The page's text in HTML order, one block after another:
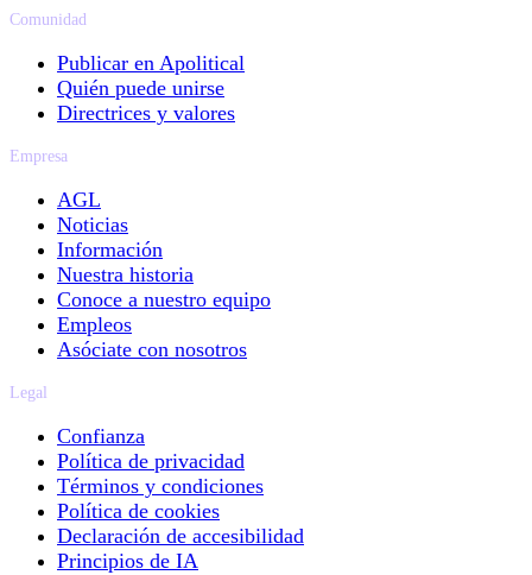
Comunidad
Publicar en Apolitical
Quién puede unirse
Directrices y valores
Empresa
AGL
Noticias
Información
Nuestra historia
Conoce a nuestro equipo
Empleos
Asóciate con nosotros
Legal
Confianza
Política de privacidad
Términos y condiciones
Política de cookies
Declaración de accesibilidad
Principios de IA